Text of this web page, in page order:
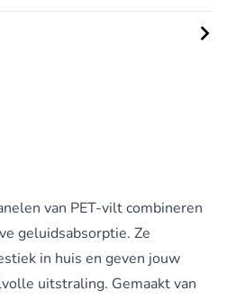
van PET-viltcombineren
geluidsabsorptie. Ze
in huis en geven jouw
uitstraling. Gemaakt van